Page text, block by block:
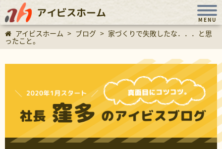
アイビスホーム
MENU
アイビスホーム > ブログ > 家づくりで失敗したな．．．と思
ったこと。